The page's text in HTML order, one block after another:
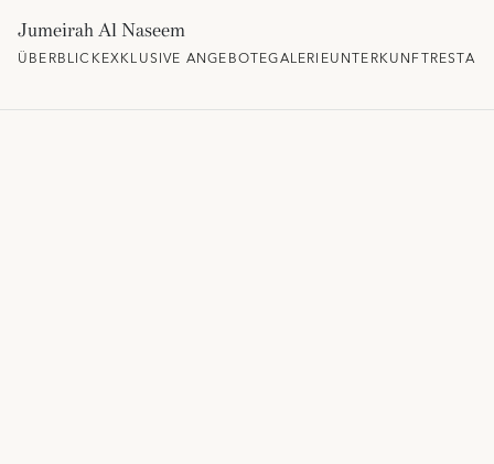
Jumeirah Al Naseem
ÜBERBLICKEXKLUSIVE ANGEBOTEGALERIEUNTERKUNFT